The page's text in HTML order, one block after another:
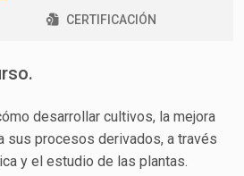
CERTIFICACIÓN
desarrollar cultivos, la mejora
sus procesos derivados, a través
y el estudio de las plantas.